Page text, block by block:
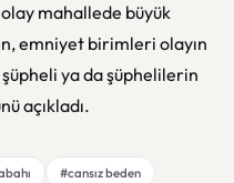
mahallede büyük
emniyet birimleri olayın
şüpheli ya da şüphelilerin
açıkladı.
#cansız beden